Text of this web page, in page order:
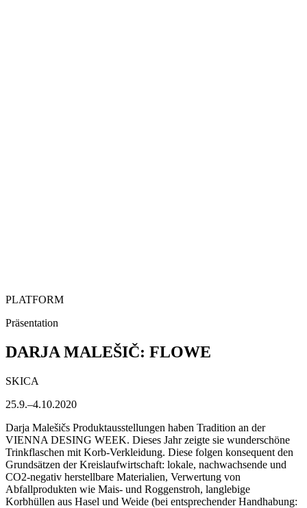
PLATFORM
Präsentation
DARJA MALEŠIČ: FLOWE
SKICA
25.9.–4.10.2020
Darja Malešičs Produktausstellungen haben Tradition an der
VIENNA DESING WEEK. Dieses Jahr zeigte sie wunderschöne
Trinkflaschen mit Korb-Verkleidung. Diese folgen konsequent den
Grundsätzen der Kreislaufwirtschaft: lokale, nachwachsende und
CO2-negativ herstellbare Materialien, Verwertung von
Abfallprodukten wie Mais- und Roggenstroh, langlebige
Korbhüllen aus Hasel und Weide (bei entsprechender Handhabung: